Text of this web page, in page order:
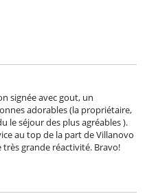
signée avec gout, un
adorables (la propriétaire,
le séjour des plus agréables ).
au top de la part de Villanovo
grande réactivité. Bravo!